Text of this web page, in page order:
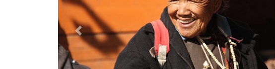
Previous